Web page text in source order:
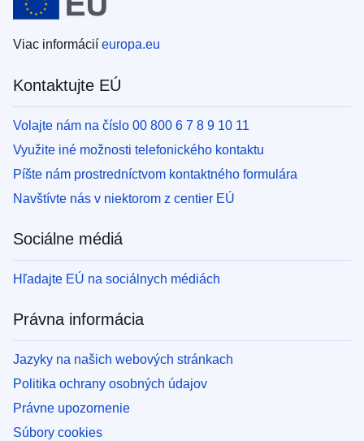
Viac informácií europa.eu
Kontaktujte EÚ
Volajte nám na číslo 00 800 6 7 8 9 10 11
Využite iné možnosti telefonického kontaktu
Píšte nám prostredníctvom kontaktného formulára
Navštívte nás v niektorom z centier EÚ
Sociálne médiá
Hľadajte EÚ na sociálnych médiách
Právna informácia
Jazyky na našich webových stránkach
Politika ochrany osobných údajov
Právne upozornenie
Súbory cookies